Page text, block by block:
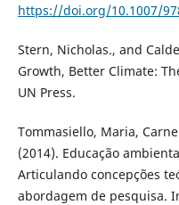
https://doi.org/10.1007/
Stern, Nicholas., and
Growth, Better Climate:
UN Press.
Tommasiello, Maria,
(2014). Educação
Articulando concepções
abordagem de pesquisa.